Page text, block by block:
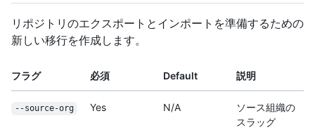
リポジトリのエクスポートとインポートを準備するための
新しい移行を作成します。
フラグ 必須 Default 説明
--source-org Yes N/A
ソース組織の
スラッグ